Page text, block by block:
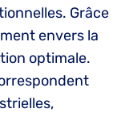
Grâce
envers la
optimale.